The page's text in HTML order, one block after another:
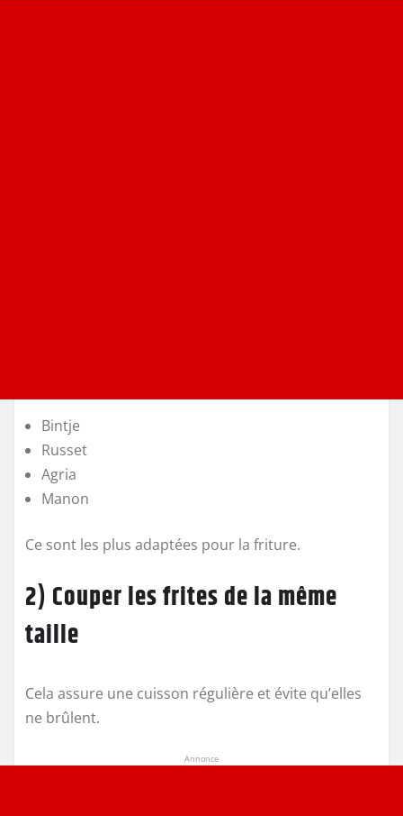
Bintje
Russet
Agria
Manon
Ce sont les plus adaptées pour la friture.
2) Couper les frites de la même
taille
Cela assure une cuisson régulière et évite qu’elles
ne brûlent.
Annonce